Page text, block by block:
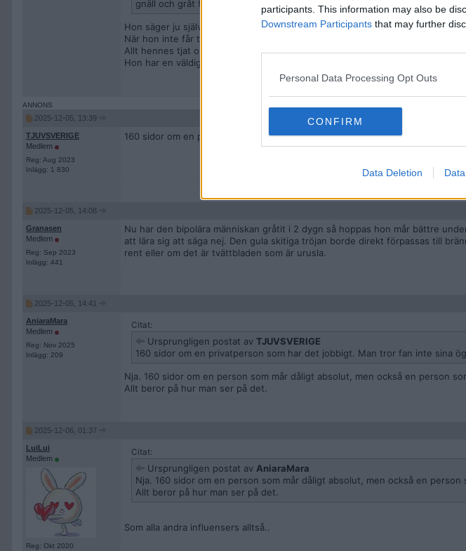
participants. This information may also be
Downstream Participants that may further
Personal Data Processing Opt Outs
CONFIRM
Data Deletion
gnäll och gråt framför kameran är en gåta. Hoppas hon tar en paus och
Hon säger ju själv ”jag älskar er support”
När hon inte får tillräckligt med applåder och uppmärksamhet så gråter hon
Allt hennes tjat om att vara trygg i sig själv och älska sig själv fungerar
Hon har en väldigt grandios personlighet.
2025-12-05, 13:39
TJUVSVERIGE
Medlem
Reg: Aug 2023
Inlägg: 1 830
160 sidor om en privatperson som har det jobbigt. Man tror fan inte sina ögon.
2025-12-05, 14:08
Granasen
Medlem
Reg: Sep 2023
Inlägg: 441
Nu har den bipolära människan gråtit i 2 dygn så hoppas hon mår bättre
att lära sig att säga nej. Den gula skitiga tröjan borde direkt förpassas till
rent eller om det är tvättbladen som är urusla.
2025-12-05, 14:41
AniaraMara
Medlem
Reg: Nov 2025
Inlägg: 209
Citat:
Ursprungligen postat av TJUVSVERIGE
160 sidor om en privatperson som har det jobbigt. Man tror fan inte sina
Nja. 160 sidor om en person som mår dåligt absolut, men också en person
Allt beror på hur man ser på det.
2025-12-06, 01:37
LuiLui
Medlem
Reg: Okt 2020
Citat:
Ursprungligen postat av AniaraMara
Nja. 160 sidor om en person som mår dåligt absolut, men också en
Allt beror på hur man ser på det.
Som alla andra influensers alltså..